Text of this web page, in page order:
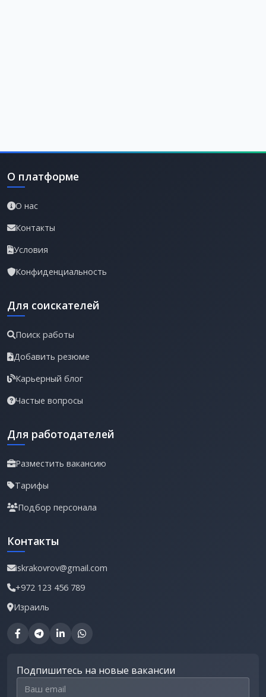
О платформе
О нас
Контакты
Условия
Конфиденциальность
Для соискателей
Поиск работы
Добавить резюме
Карьерный блог
Частые вопросы
Для работодателей
Разместить вакансию
Тарифы
Подбор персонала
Контакты
iskrakovrov@gmail.com
+972 123 456 789
Израиль
Подпишитесь на новые вакансии
Email для подписки